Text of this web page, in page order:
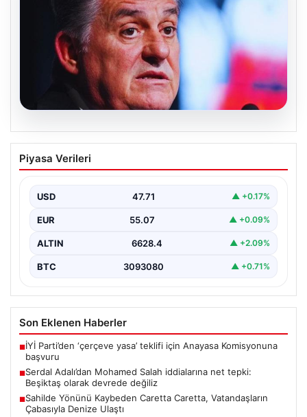
Serdal Adalı’dan Mohamed Salah
iddialarına net tepki: Beşiktaş olarak
Beşiktaş Kulübü Başkanı Serdal Adalı, Mohamed
yer alan…
Piyasa Verileri
USD 47.71 ▲ +0.17%
EUR 55.07 ▲ +0.09%
ALTIN 6628.4 ▲ +2.09%
BTC 3093080 ▲ +0.71%
Son Eklenen Haberler
■İYİ Parti’den ‘çerçeve yasa’ teklifi için Anayasa Komisyonuna
başvuru
■Serdal Adalı’dan Mohamed Salah iddialarına net tepki:
Beşiktaş olarak devrede değiliz
■Sahilde Yönünü Kaybeden Caretta Caretta, Vatandaşların
Çabasıyla Denize Ulaştı